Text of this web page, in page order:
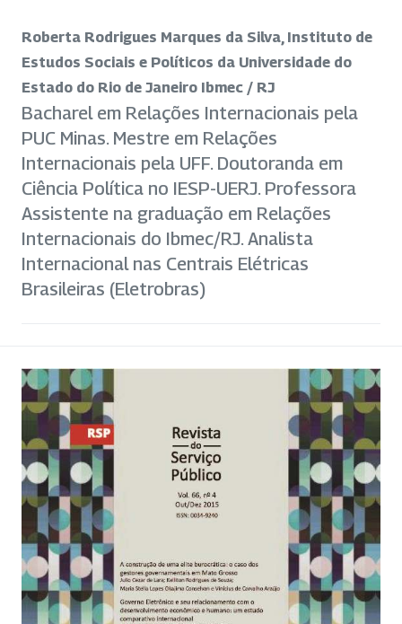
Roberta Rodrigues Marques da Silva, Instituto de
Estudos Sociais e Políticos da Universidade do
Estado do Rio de Janeiro Ibmec / RJ
Bacharel em Relações Internacionais pela
PUC Minas. Mestre em Relações
Internacionais pela UFF. Doutoranda em
Ciência Política no IESP-UERJ. Professora
Assistente na graduação em Relações
Internacionais do Ibmec/RJ. Analista
Internacional nas Centrais Elétricas
Brasileiras (Eletrobras)